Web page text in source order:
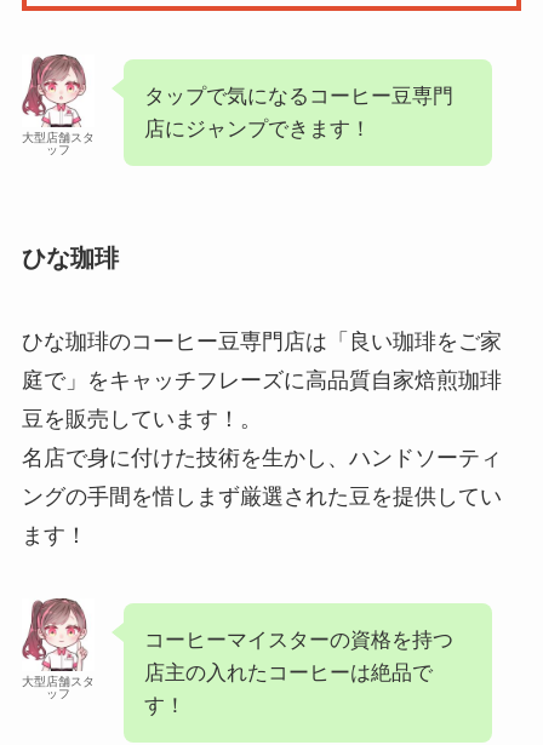
大型店舗スタ
ッフ
タップで気になるコーヒー豆専門
店にジャンプできます！
ひな珈琲
ひな珈琲のコーヒー豆専門店は「良い珈琲をご家
庭で」をキャッチフレーズに高品質自家焙煎珈琲
豆を販売しています！。
名店で身に付けた技術を生かし、ハンドソーティ
ングの手間を惜しまず厳選された豆を提供してい
ます！
大型店舗スタ
ッフ
コーヒーマイスターの資格を持つ
店主の入れたコーヒーは絶品で
す！